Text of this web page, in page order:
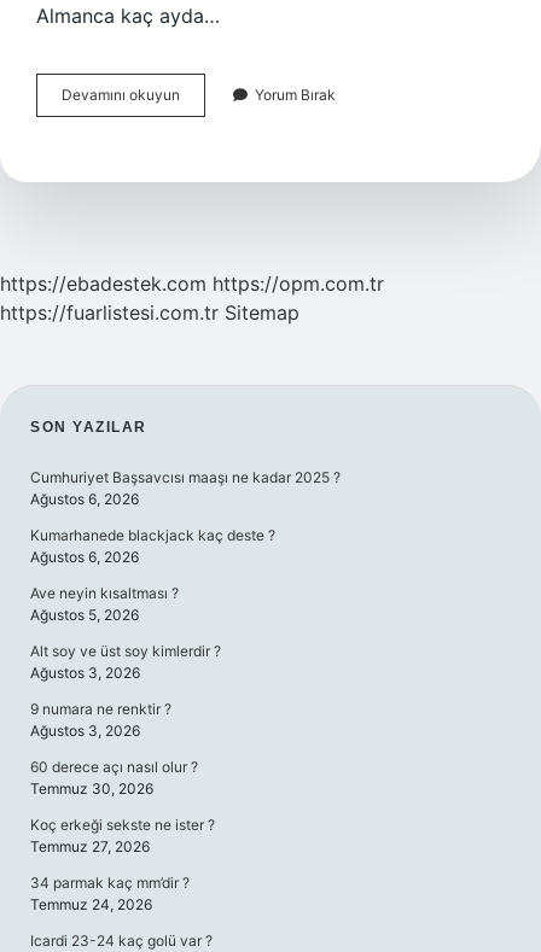
Almanca kaç ayda…
Devamını okuyun Almanya
Kaç
Istiyor
Yorum Bırak
https://ebadestek.com https://opm.com.tr
https://fuarlistesi.com.tr Sitemap
SIDEBAR
SON YAZILAR
Cumhuriyet Başsavcısı maaşı ne kadar 2025 ?
Ağustos 6, 2026
Kumarhanede blackjack kaç deste ?
Ağustos 6, 2026
Ave neyin kısaltması ?
Ağustos 5, 2026
Alt soy ve üst soy kimlerdir ?
Ağustos 3, 2026
9 numara ne renktir ?
Ağustos 3, 2026
60 derece açı nasıl olur ?
Temmuz 30, 2026
Koç erkeği sekste ne ister ?
Temmuz 27, 2026
34 parmak kaç mm’dir ?
Temmuz 24, 2026
Icardi 23-24 kaç golü var ?